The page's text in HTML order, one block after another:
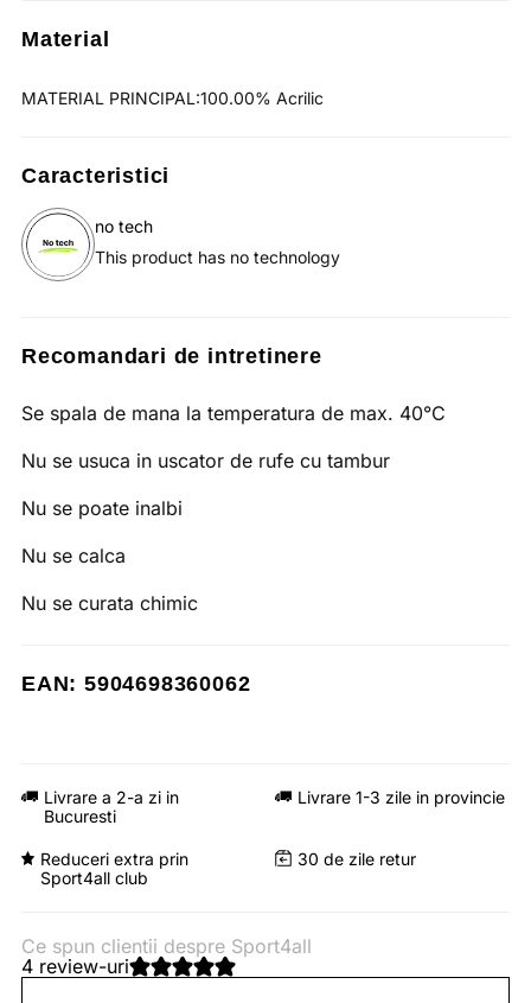
Material
MATERIAL PRINCIPAL:100.00% Acrilic
Caracteristici
no tech
This product has no technology
Recomandari de intretinere
Se spala de mana la temperatura de max. 40°C
Nu se usuca in uscator de rufe cu tambur
Nu se poate inalbi
Nu se calca
Nu se curata chimic
EAN: 5904698360062
Livrare a 2-a zi in
Bucuresti
Livrare 1-3 zile in provincie
Reduceri extra prin
Sport4all club
30 de zile retur
Ce spun clientii despre Sport4all
4 review-uri